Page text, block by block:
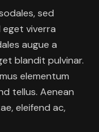
sed
eget viverra
augue a
blandit pulvinar.
elementum
tellus. Aenean
eleifend ac,